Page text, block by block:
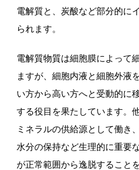
電解質と、炭酸など部分的に
られます。
電解質物質は細胞膜によって
ますが、細胞内液と細胞外液
い方から高い方へと受動的に
する役目を果たしています。
ミネラルの供給源として働き
水分の保持など生理的に重要
が正常範囲から逸脱すること